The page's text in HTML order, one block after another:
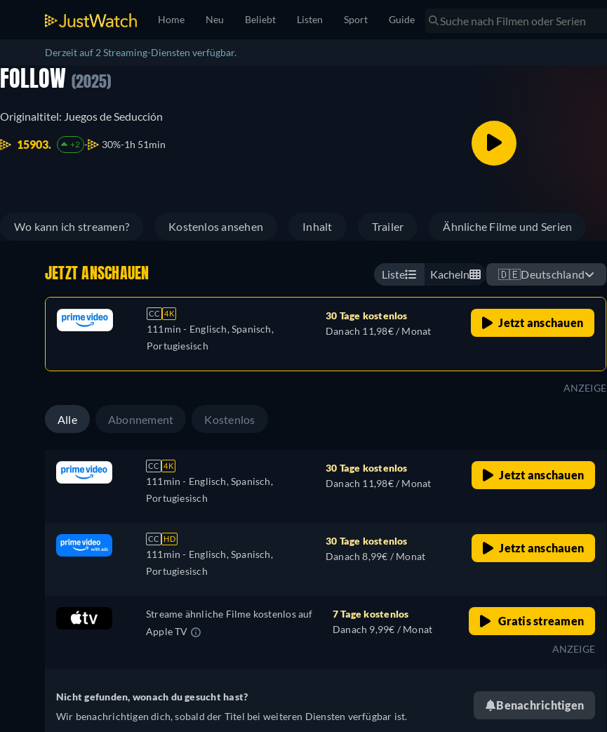
Home Neu Beliebt Listen Sport Guide
Derzeit auf 2 Streaming-Diensten verfügbar.
FOLLOW (2025)
Originaltitel: Juegos de Seducción
15903. +2 30% 1h 51min
Wo kann ich streamen? Kostenlos ansehen Inhalt Trailer Ähnliche Filme und Serien
JETZT ANSCHAUEN Liste Kacheln 🇩🇪Deutschland
CC 4K
111min - Englisch, Spanisch,
Portugiesisch
30 Tage kostenlos
Danach 11,98€ / Monat
Jetzt anschauen
ANZEIGE
Alle Abonnement Kostenlos
CC 4K
111min - Englisch, Spanisch,
Portugiesisch
30 Tage kostenlos
Danach 11,98€ / Monat
Jetzt anschauen
CC HD
111min - Englisch, Spanisch,
Portugiesisch
30 Tage kostenlos
Danach 8,99€ / Monat
Jetzt anschauen
Streame ähnliche Filme kostenlos auf
Apple TV
7 Tage kostenlos
Danach 9,99€ / Monat
Gratis streamen
ANZEIGE
Nicht gefunden, wonach du gesucht hast?
Wir benachrichtigen dich, sobald der Titel bei weiteren Diensten verfügbar ist.
Benachrichtigen